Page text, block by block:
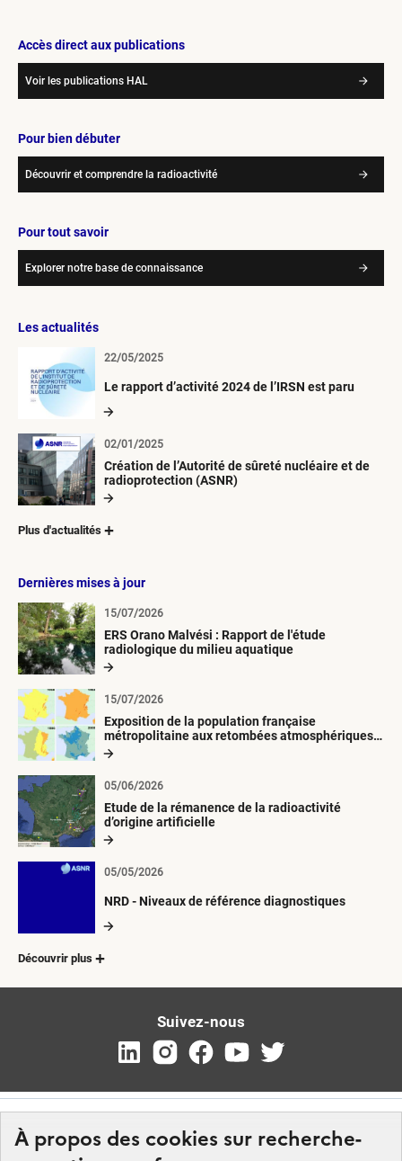
À propos des cookies sur recherche-
Accès direct aux publications
Voir les publications HAL
Pour bien débuter
Découvrir et comprendre la radioactivité
Pour tout savoir
Explorer notre base de connaissance
Les actualités
Le rapport d’activité 2024 de l’IRSN est paru
22/05/2025
Création de l’Autorité de sûreté nucléaire et de
radioprotection (ASNR)
02/01/2025
Plus d'actualités
Dernières mises à jour
ERS Orano Malvési : Rapport de l'étude
radiologique du milieu aquatique
15/07/2026
Exposition de la population française
métropolitaine aux retombées atmosphériques
radioactives depuis 1945
15/07/2026
Etude de la rémanence de la radioactivité
d’origine artificielle
05/06/2026
NRD - Niveaux de référence diagnostiques
05/05/2026
Découvrir plus
Suivez-nous